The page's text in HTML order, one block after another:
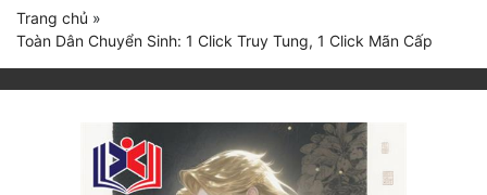
Nhật
(current)
Trang chủ »
Toàn Dân Chuyển Sinh: 1 Click Truy Tung, 1 Click Mãn Cấp